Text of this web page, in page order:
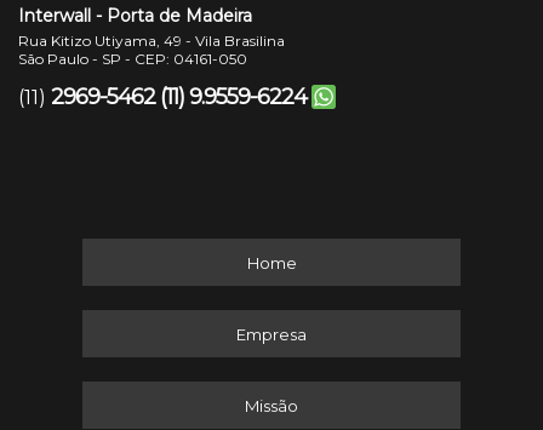
Interwall - Porta de Madeira
Rua Kitizo Utiyama, 49 - Vila Brasilina
São Paulo - SP - CEP: 04161-050
(11) 2969-5462 (11) 9.9559-6224
Home
Empresa
Missão